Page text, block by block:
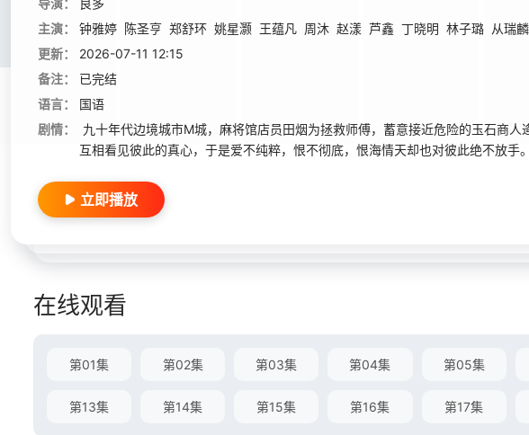
导演：
良多
主演：
钟雅婷 陈圣亨 郑舒环 姚星灏 王蕴凡 周沐 赵漾 芦鑫 丁晓明 林子璐 从瑞麟
更新：
2026-07-11 12:15
备注：
已完结
语言：
国语
剧情：
九十年代边境城市M城，麻将馆店员田烟为拯救师傅，蓄意接近危险的玉石商
互相看见彼此的真心，于是爱不纯粹，恨不彻底，恨海情天却也对彼此绝不放手。
立即播放
在线观看
第01集 第02集 第03集 第04集 第05集
第13集 第14集 第15集 第16集 第17集